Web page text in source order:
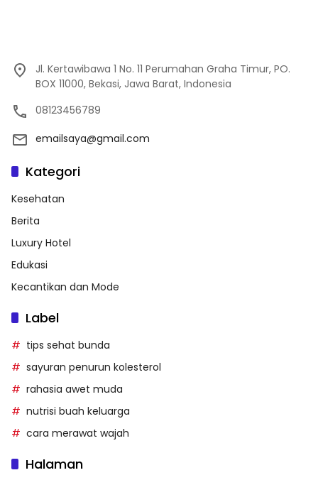
Jl. Kertawibawa 1 No. 11 Perumahan Graha Timur, PO.
BOX 11000, Bekasi, Jawa Barat, Indonesia
08123456789
emailsaya@gmail.com
Kategori
Kesehatan
Berita
Luxury Hotel
Edukasi
Kecantikan dan Mode
Label
tips sehat bunda
sayuran penurun kolesterol
rahasia awet muda
nutrisi buah keluarga
cara merawat wajah
Halaman